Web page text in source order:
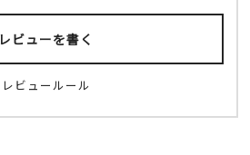
レビューを書く
レビュールール